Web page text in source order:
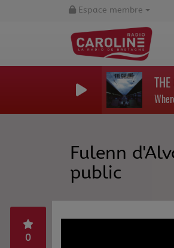
Espace membre
Fulenn
public
0